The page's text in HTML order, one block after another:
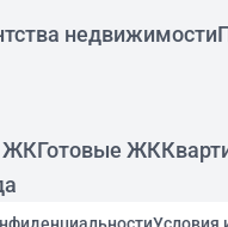
недвижимости
ЖКГотовые ЖК